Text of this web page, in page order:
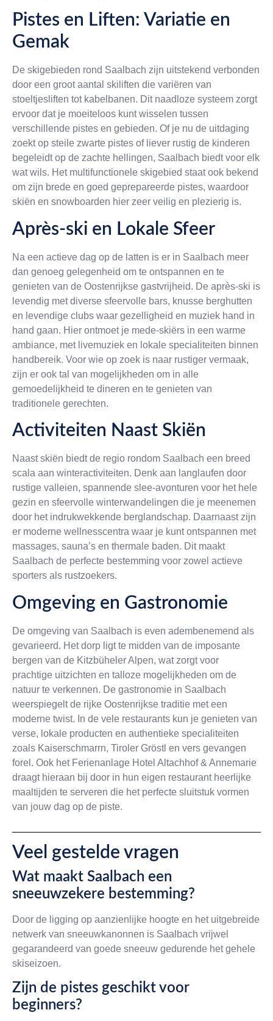
Pistes en Liften: Variatie en
Gemak
De skigebieden rond Saalbach zijn uitstekend verbonden
door een groot aantal skiliften die variëren van
stoeltjesliften tot kabelbanen. Dit naadloze systeem zorgt
ervoor dat je moeiteloos kunt wisselen tussen
verschillende pistes en gebieden. Of je nu de uitdaging
zoekt op steile zwarte pistes of liever rustig de kinderen
begeleidt op de zachte hellingen, Saalbach biedt voor elk
wat wils. Het multifunctionele skigebied staat ook bekend
om zijn brede en goed geprepareerde pistes, waardoor
skiën en snowboarden hier zeer veilig en plezierig is.
Après-ski en Lokale Sfeer
Na een actieve dag op de latten is er in Saalbach meer
dan genoeg gelegenheid om te ontspannen en te
genieten van de Oostenrijkse gastvrijheid. De après-ski is
levendig met diverse sfeervolle bars, knusse berghutten
en levendige clubs waar gezelligheid en muziek hand in
hand gaan. Hier ontmoet je mede-skiërs in een warme
ambiance, met livemuziek en lokale specialiteiten binnen
handbereik. Voor wie op zoek is naar rustiger vermaak,
zijn er ook tal van mogelijkheden om in alle
gemoedelijkheid te dineren en te genieten van
traditionele gerechten.
Activiteiten Naast Skiën
Naast skiën biedt de regio rondom Saalbach een breed
scala aan winteractiviteiten. Denk aan langlaufen door
rustige valleien, spannende slee-avonturen voor het hele
gezin en sfeervolle winterwandelingen die je meenemen
door het indrukwekkende berglandschap. Daarnaast zijn
er moderne wellnesscentra waar je kunt ontspannen met
massages, sauna’s en thermale baden. Dit maakt
Saalbach de perfecte bestemming voor zowel actieve
sporters als rustzoekers.
Omgeving en Gastronomie
De omgeving van Saalbach is even adembenemend als
gevarieerd. Het dorp ligt te midden van de imposante
bergen van de Kitzbüheler Alpen, wat zorgt voor
prachtige uitzichten en talloze mogelijkheden om de
natuur te verkennen. De gastronomie in Saalbach
weerspiegelt de rijke Oostenrijkse traditie met een
moderne twist. In de vele restaurants kun je genieten van
verse, lokale producten en authentieke specialiteiten
zoals Kaiserschmarrn, Tiroler Gröstl en vers gevangen
forel. Ook het Ferienanlage Hotel Altachhof & Annemarie
draagt hieraan bij door in hun eigen restaurant heerlijke
maaltijden te serveren die het perfecte sluitstuk vormen
van jouw dag op de piste.
Veel gestelde vragen
Wat maakt Saalbach een
sneeuwzekere bestemming?
Door de ligging op aanzienlijke hoogte en het uitgebreide
netwerk van sneeuwkanonnen is Saalbach vrijwel
gegarandeerd van goede sneeuw gedurende het gehele
skiseizoen.
Zijn de pistes geschikt voor
beginners?